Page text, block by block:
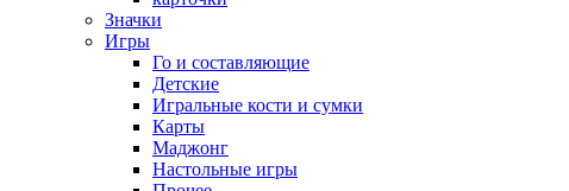
Значки
Игры
Го и составляющие
Детские
Игральные кости и сумки
Карты
Маджонг
Настольные игры